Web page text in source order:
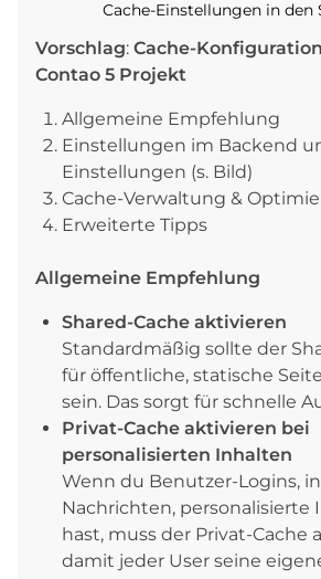
Cache-Einstellungen in den
Vorschlag: Cache-
Contao 5 Projekt
Allgemeine Empfehlung
Einstellungen im Backend
Einstellungen (s. Bild)
Cache-Verwaltung &
Erweiterte Tipps
Allgemeine Empfehlung
Shared-Cache aktivieren
Standardmäßig sollte der
für öffentliche, statische
sein. Das sorgt für schnelle
Privat-Cache aktivieren bei
personalisierten Inhalten
Wenn du Benutzer-Logins,
Nachrichten, personalisierte
hast, muss der Privat-Cache
damit jeder User seine